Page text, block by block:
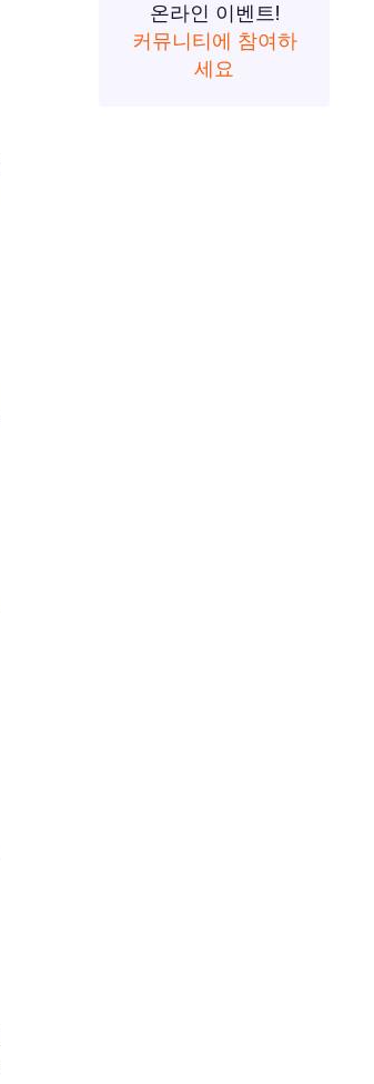
온라인 이벤트!
커뮤니티에 참여하
세요